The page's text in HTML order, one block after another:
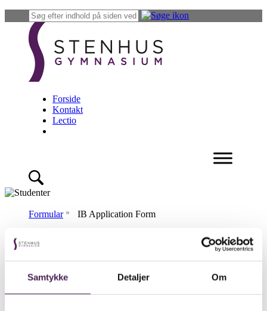
Samtykke Detaljer Om
Forside
Kontakt
Lectio
Formular » IB Application Form
IB Application Form
Sidst ændret den: 27/Oktober/2025